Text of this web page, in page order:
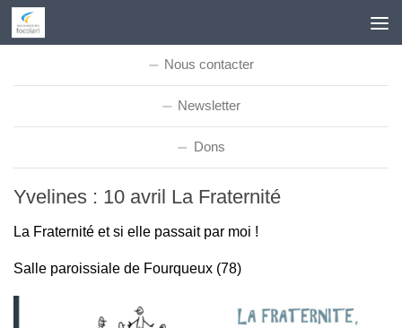
Skip to content
Nous contacter
Newsletter
Dons
Yvelines : 10 avril La Fraternité
La Fraternité et si elle passait par moi !
Salle paroissiale de Fourqueux (78)